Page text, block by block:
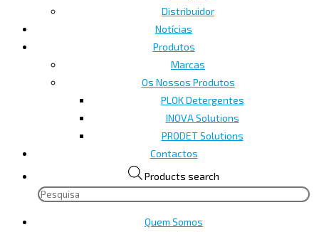
Distribuidor
Notícias
Produtos
Marcas
Os Nossos Produtos
PLOK Detergentes
INOVA Solutions
PRODET Solutions
Contactos
Products search
Quem Somos